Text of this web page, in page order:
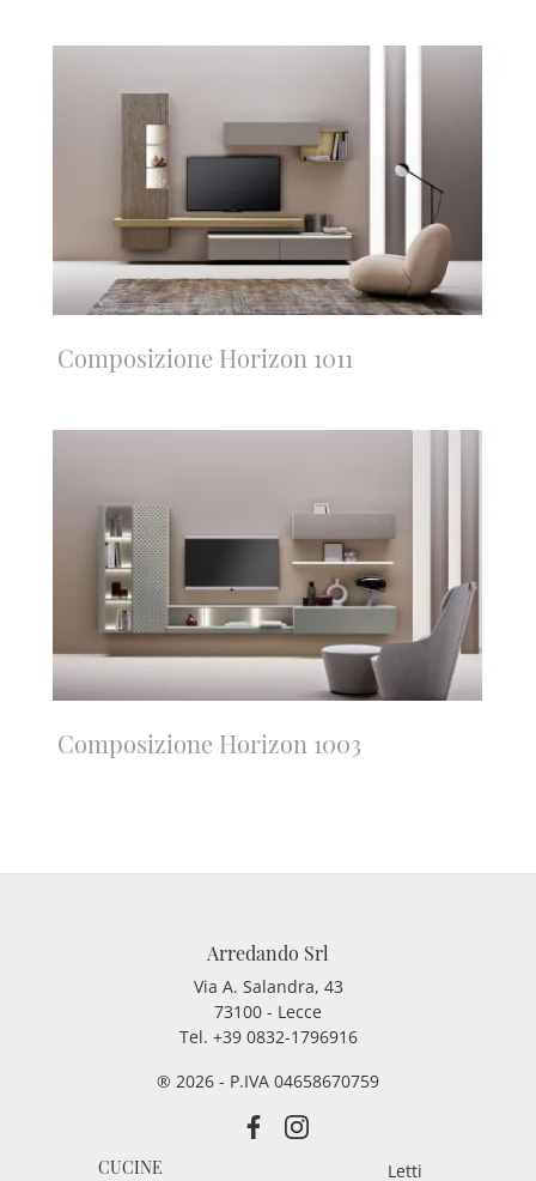
Composizione Horizon 1011
Composizione Horizon 1003
Arredando Srl
Via A. Salandra, 43
73100 - Lecce
Tel. +39 0832-1796916
® 2026 - P.IVA 04658670759
CUCINE Letti